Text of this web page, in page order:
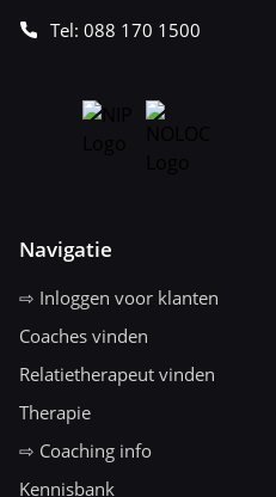
Tel: 088 170 1500
Navigatie
⇨ Inloggen voor klanten
Coaches vinden
Relatietherapeut vinden
Therapie
⇨ Coaching info
Kennisbank